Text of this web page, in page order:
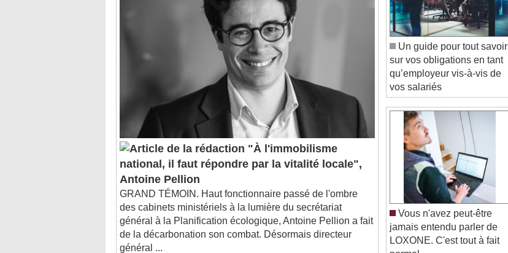
"À l'immobilisme
national, il faut répondre par la vitalité locale",
Antoine Pellion
GRAND TÉMOIN. Haut fonctionnaire passé de l'ombre
des cabinets ministériels à la lumière du secrétariat
général à la Planification écologique, Antoine Pellion a fait
de la décarbonation son combat. Désormais directeur
général ...
Un guide pour tout savoir
sur vos obligations en tant
qu’employeur vis-à-vis de
vos salariés
Vous n'avez peut-être
jamais entendu parler de
LOXONE. C'est tout à fait
normal.